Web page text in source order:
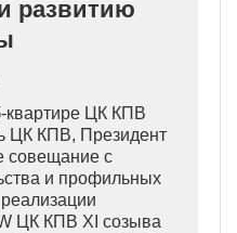
развитию
квартире ЦК КПВ
ЦК КПВ, Президент
совещание с
и профильных
ЦК КПВ XI созыва